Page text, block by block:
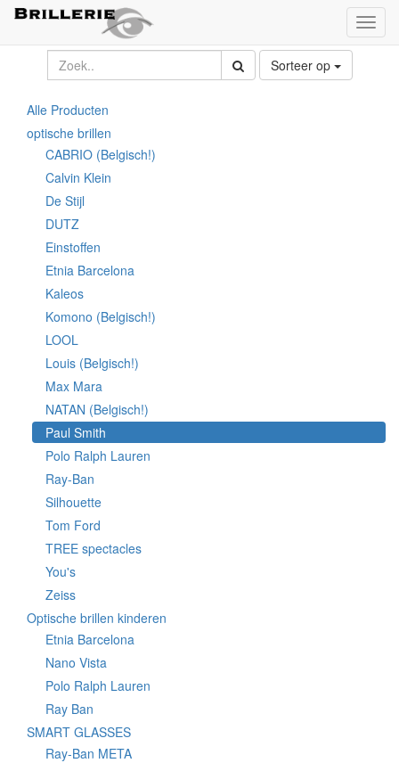
Sorteer op
Alle Producten
optische brillen
CABRIO (Belgisch!)
Calvin Klein
De Stijl
DUTZ
Einstoffen
Etnia Barcelona
Kaleos
Komono (Belgisch!)
LOOL
Louis (Belgisch!)
Max Mara
NATAN (Belgisch!)
Paul Smith
Polo Ralph Lauren
Ray-Ban
Silhouette
Tom Ford
TREE spectacles
You's
Zeiss
Optische brillen kinderen
Etnia Barcelona
Nano Vista
Polo Ralph Lauren
Ray Ban
SMART GLASSES
Ray-Ban META